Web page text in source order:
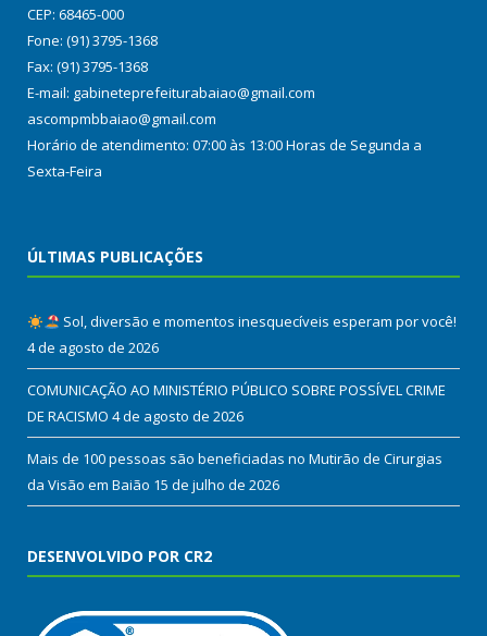
CEP: 68465-000
Fone: (91) 3795-1368
Fax: (91) 3795-1368
E-mail: gabineteprefeiturabaiao@gmail.com
ascompmbbaiao@gmail.com
Horário de atendimento: 07:00 às 13:00 Horas de Segunda a
Sexta-Feira
ÚLTIMAS PUBLICAÇÕES
Sol, diversão e momentos inesquecíveis esperam por você!
4 de agosto de 2026
COMUNICAÇÃO AO MINISTÉRIO PÚBLICO SOBRE POSSÍVEL CRIME
DE RACISMO 4 de agosto de 2026
Mais de 100 pessoas são beneficiadas no Mutirão de Cirurgias
da Visão em Baião 15 de julho de 2026
DESENVOLVIDO POR CR2